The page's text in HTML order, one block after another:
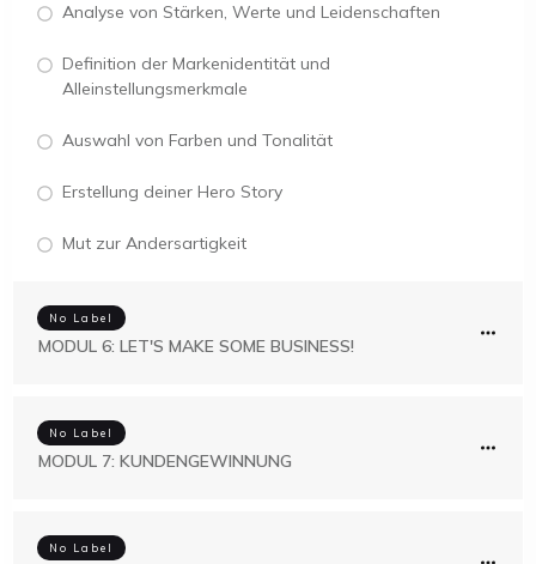
Analyse von Stärken, Werte und Leidenschaften
Definition der Markenidentität und
Alleinstellungsmerkmale
Auswahl von Farben und Tonalität
Erstellung deiner Hero Story
Mut zur Andersartigkeit
No Label
MODUL 6: LET'S MAKE SOME BUSINESS!
No Label
MODUL 7: KUNDENGEWINNUNG
No Label